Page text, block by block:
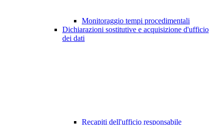
Monitoraggio tempi procedimentali
Dichiarazioni sostitutive e acquisizione d'ufficio
dei dati
Recapiti dell'ufficio responsabile